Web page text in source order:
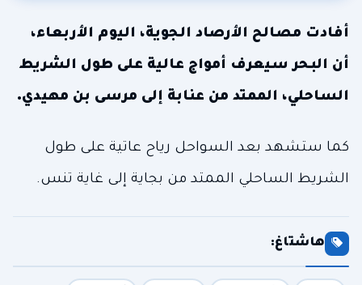
أفادت مصالح الأرصاد الجوية، اليوم الأربعاء،
أن البحر سيعرف أمواج عالية على طول الشريط
الساحلي، الممتد من عنابة إلى مرسى بن مهيدي.
كما ستشهد بعد السواحل رياح عاتية على طول
الشريط الساحلي الممتد من بجاية إلى غاية تنس.
هاشتاغ: